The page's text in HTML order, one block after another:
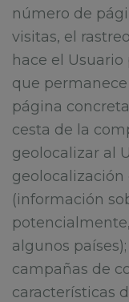
número de
visitas, el
hace el
que
página
cesta de la
geolocalizar al
(información
algunos
campañas de
características